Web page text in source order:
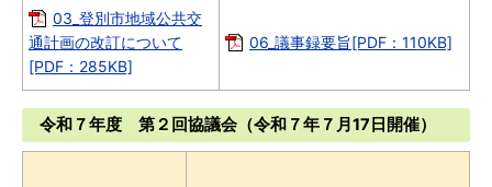
03_登別市地域公共交
通計画の改訂について
[PDF：285KB]
06_議事録要旨[PDF：110KB]
令和７年度 第２回協議会（令和７年７月17日開催）